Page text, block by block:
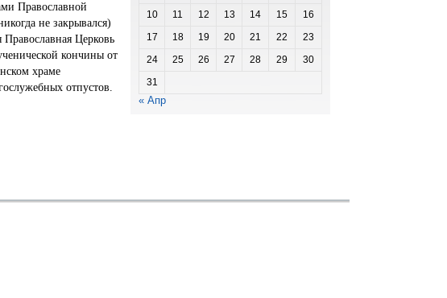
Православной
не закрывался)
Православная Церковь
кончины от
храме
отпустов.
10
11 12 13 14 15
16
17
18 19 20 21 22
23
24
25 26 27 28 29
30
31
« Апр